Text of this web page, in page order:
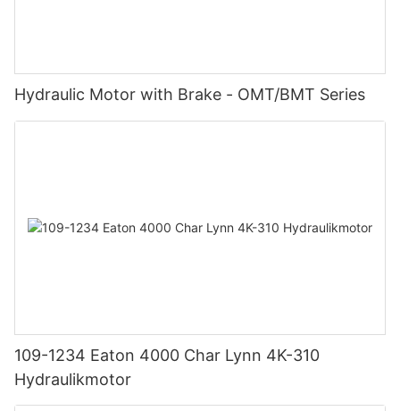
Hydraulic Motor with Brake - OMT/BMT Series
109-1234 Eaton 4000 Char Lynn 4K-310
Hydraulikmotor